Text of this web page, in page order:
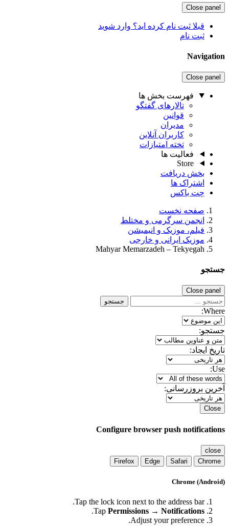
Close panel
قبلا ثبت نام کرده اید؟ وارد شوید
ثبت نام
Navigation
Close panel
فهرست بخش ها
تالارهای گفتگو
قوانین
مدیران
کاربران آنلاین
تخته امتیازات
فعالیت ها
Store
بخش دریافت
اشتراک ها
چت باکس
صفحه نخست
انجمن سرگرمی و مختلط
فیلم، موزیک و انیمیشن
موزیک ایرانی و خارجی
Mahyar Memarzadeh – Tekyegah
جستجو
Close panel
جستجو
Where:
جستجو:
تاریخ ایجاد:
Use:
آخرین بروزرسانی:
Close
Configure browser push notifications
close
Chrome
Safari
Edge
Firefox
Chrome (Android)
Tap the lock icon next to the address bar.
Tap Permissions → Notifications
.
Adjust your preference.